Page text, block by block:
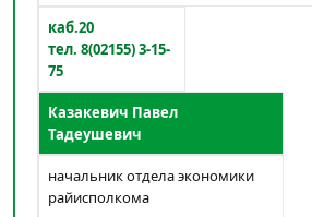
каб.20
тел. 8(02155) 3-15-
75
Казакевич Павел
Тадеушевич
начальник отдела экономики
райисполкома